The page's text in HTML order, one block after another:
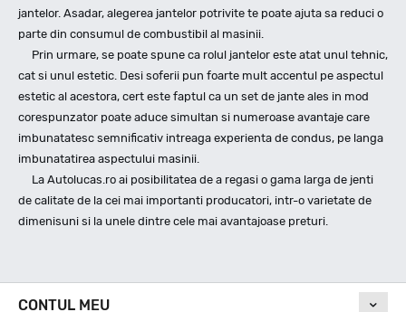
jantelor. Asadar, alegerea jantelor potrivite te poate ajuta sa reduci o
parte din consumul de combustibil al masinii.
Prin urmare, se poate spune ca rolul jantelor este atat unul tehnic,
cat si unul estetic. Desi soferii pun foarte mult accentul pe aspectul
estetic al acestora, cert este faptul ca un set de jante ales in mod
corespunzator poate aduce simultan si numeroase avantaje care
imbunatatesc semnificativ intreaga experienta de condus, pe langa
imbunatatirea aspectului masinii.
La Autolucas.ro ai posibilitatea de a regasi o gama larga de jenti
de calitate de la cei mai importanti producatori, intr-o varietate de
dimenisuni si la unele dintre cele mai avantajoase preturi.
CONTUL MEU